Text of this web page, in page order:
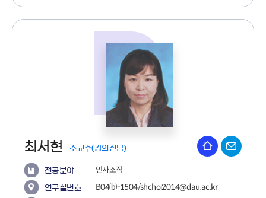
최서현 조교수(강의전담)
전공분야 인사조직
연구실번호 B04⒝-1504/shchoi2014@dau.ac.kr